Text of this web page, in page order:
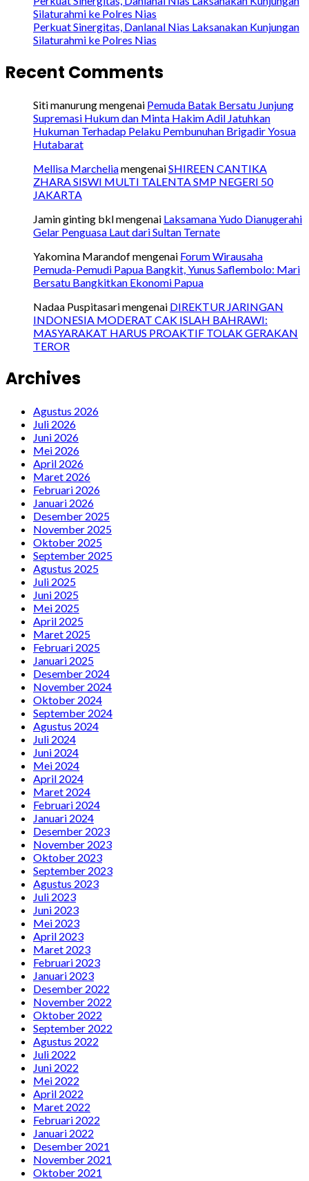
Silaturahmi ke Polres Nias
Perkuat Sinergitas, Danlanal Nias Laksanakan Kunjungan
Silaturahmi ke Polres Nias
Recent Comments
Siti manurungmengenai Pemuda Batak Bersatu Junjung
Supremasi Hukum dan Minta Hakim Adil Jatuhkan
Hukuman Terhadap Pelaku Pembunuhan Brigadir Yosua
Hutabarat
Mellisa MarcheliamengenaiSHIREEN CANTIKA
ZHARA SISWI MULTI TALENTA SMP NEGERI 50
JAKARTA
Jamin ginting bklmengenai Laksamana Yudo Dianugerahi
Gelar Penguasa Laut dari Sultan Ternate
Yakomina Marandofmengenai Forum Wirausaha
Pemuda-Pemudi Papua Bangkit, Yunus Saflembolo: Mari
Bersatu Bangkitkan Ekonomi Papua
Nadaa Puspitasarimengenai DIREKTUR JARINGAN
INDONESIA MODERAT CAK ISLAH BAHRAWI:
MASYARAKAT HARUS PROAKTIF TOLAK GERAKAN
TEROR
Archives
Agustus 2026
Juli 2026
Juni 2026
Mei 2026
April 2026
Maret 2026
Februari 2026
Januari 2026
Desember 2025
November 2025
Oktober 2025
September 2025
Agustus 2025
Juli 2025
Juni 2025
Mei 2025
April 2025
Maret 2025
Februari 2025
Januari 2025
Desember 2024
November 2024
Oktober 2024
September 2024
Agustus 2024
Juli 2024
Juni 2024
Mei 2024
April 2024
Maret 2024
Februari 2024
Januari 2024
Desember 2023
November 2023
Oktober 2023
September 2023
Agustus 2023
Juli 2023
Juni 2023
Mei 2023
April 2023
Maret 2023
Februari 2023
Januari 2023
Desember 2022
November 2022
Oktober 2022
September 2022
Agustus 2022
Juli 2022
Juni 2022
Mei 2022
April 2022
Maret 2022
Februari 2022
Januari 2022
Desember 2021
November 2021
Oktober 2021